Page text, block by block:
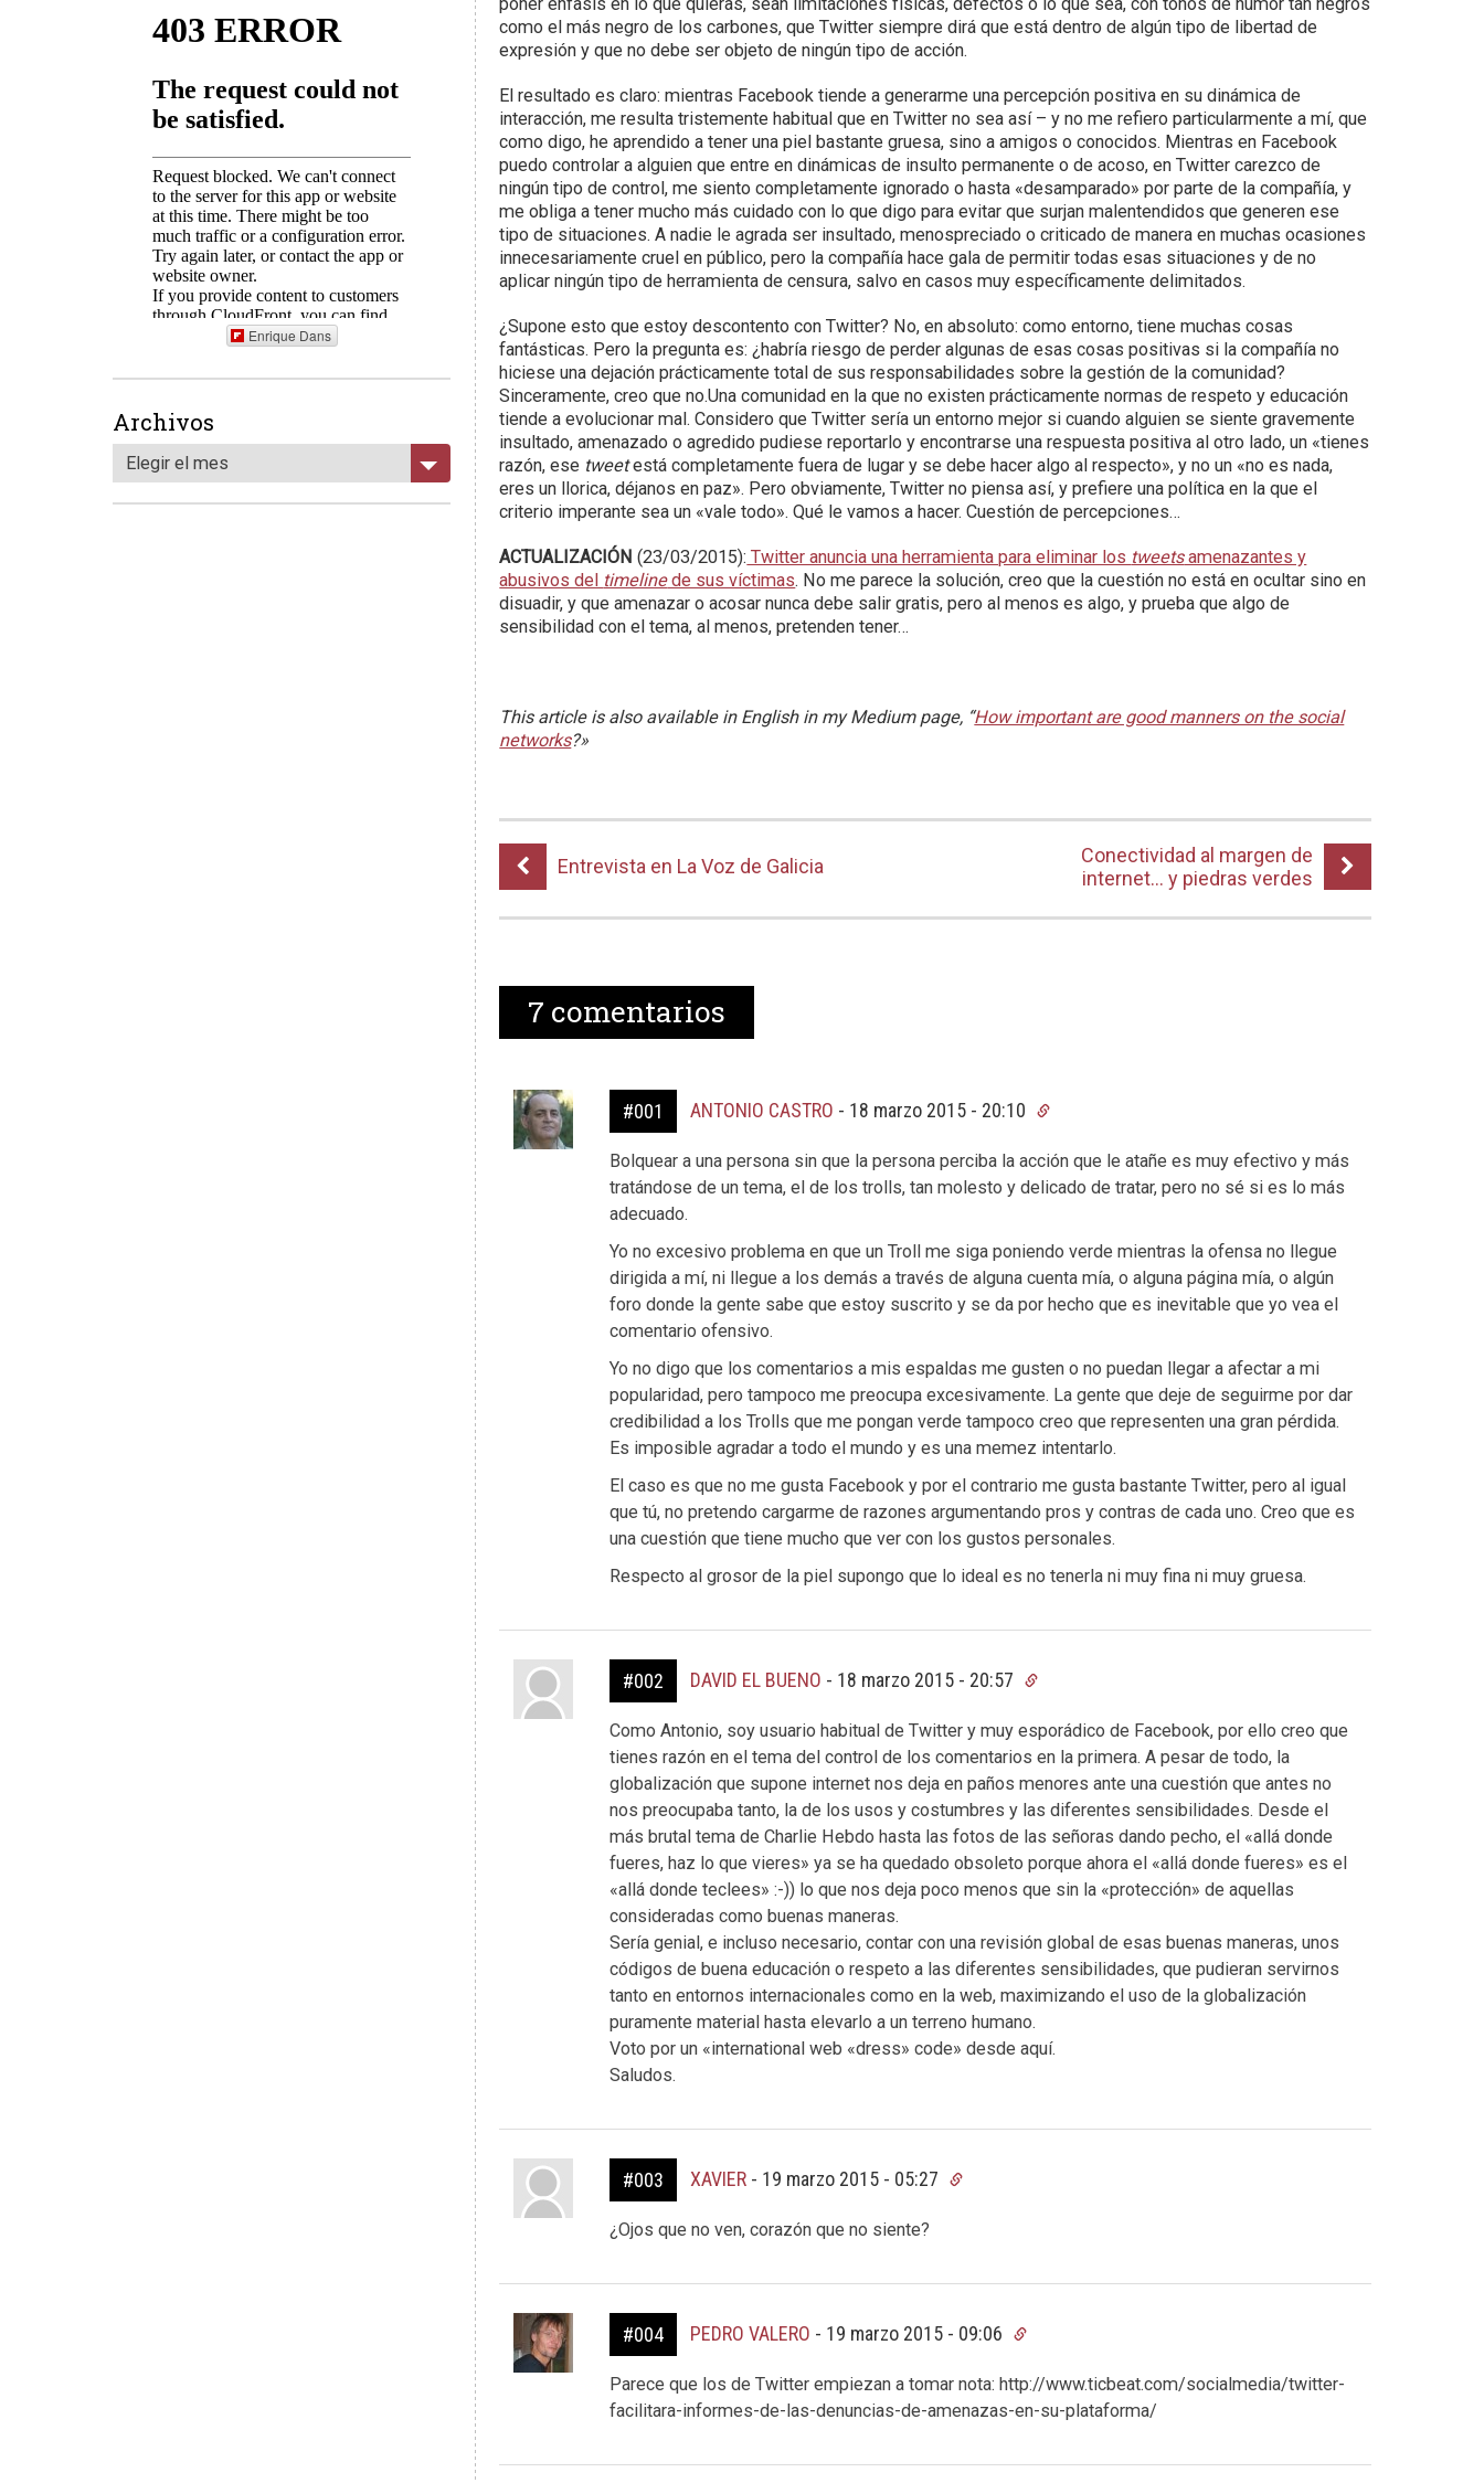
como el más negro de los carbones, que Twitter siempre dirá que está dentro de algún tipo de libertad de
expresión y que no debe ser objeto de ningún tipo de acción.
El resultado es claro: mientras Facebook tiende a generarme una percepción positiva en su dinámica de
interacción, me resulta tristemente habitual que en Twitter no sea así – y no me refiero particularmente a mí, que
como digo, he aprendido a tener una piel bastante gruesa, sino a amigos o conocidos. Mientras en Facebook
puedo controlar a alguien que entre en dinámicas de insulto permanente o de acoso, en Twitter carezco de
ningún tipo de control, me siento completamente ignorado o hasta «desamparado» por parte de la compañía, y
me obliga a tener mucho más cuidado con lo que digo para evitar que surjan malentendidos que generen ese
tipo de situaciones. A nadie le agrada ser insultado, menospreciado o criticado de manera en muchas ocasiones
innecesariamente cruel en público, pero la compañía hace gala de permitir todas esas situaciones y de no
aplicar ningún tipo de herramienta de censura, salvo en casos muy específicamente delimitados.
¿Supone esto que estoy descontento con Twitter? No, en absoluto: como entorno, tiene muchas cosas
fantásticas. Pero la pregunta es: ¿habría riesgo de perder algunas de esas cosas positivas si la compañía no
hiciese una dejación prácticamente total de sus responsabilidades sobre la gestión de la comunidad?
Sinceramente, creo que no.Una comunidad en la que no existen prácticamente normas de respeto y educación
tiende a evolucionar mal. Considero que Twitter sería un entorno mejor si cuando alguien se siente gravemente
insultado, amenazado o agredido pudiese reportarlo y encontrarse una respuesta positiva al otro lado, un «tienes
razón, ese tweetestá completamente fuera de lugar y se debe hacer algo al respecto», y no un «no es nada,
eres un llorica, déjanos en paz». Pero obviamente, Twitter no piensa así, y prefiere una política en la que el
criterio imperante sea un «vale todo». Qué le vamos a hacer. Cuestión de percepciones…
ACTUALIZACIÓN (23/03/2015): Twitter anuncia una herramienta para eliminar los tweetsamenazantes y
abusivos del timelinede sus víctimas. No me parece la solución, creo que la cuestión no está en ocultar sino en
disuadir, y que amenazar o acosar nunca debe salir gratis, pero al menos es algo, y prueba que algo de
sensibilidad con el tema, al menos, pretenden tener…
This article is also available in English in my Medium page, “How important are good manners on the social
networks?»
Entrevista en La Voz de Galicia
Conectividad al margen de
internet… y piedras verdes
7 comentarios
#001 ANTONIO CASTRO - 18 marzo 2015 - 20:10
Bolquear a una persona sin que la persona perciba la acción que le atañe es muy efectivo y más
tratándose de un tema, el de los trolls, tan molesto y delicado de tratar, pero no sé si es lo más
adecuado.
Yo no excesivo problema en que un Troll me siga poniendo verde mientras la ofensa no llegue
dirigida a mí, ni llegue a los demás a través de alguna cuenta mía, o alguna página mía, o algún
foro donde la gente sabe que estoy suscrito y se da por hecho que es inevitable que yo vea el
comentario ofensivo.
Yo no digo que los comentarios a mis espaldas me gusten o no puedan llegar a afectar a mi
popularidad, pero tampoco me preocupa excesivamente. La gente que deje de seguirme por dar
credibilidad a los Trolls que me pongan verde tampoco creo que representen una gran pérdida.
Es imposible agradar a todo el mundo y es una memez intentarlo.
El caso es que no me gusta Facebook y por el contrario me gusta bastante Twitter, pero al igual
que tú, no pretendo cargarme de razones argumentando pros y contras de cada uno. Creo que es
una cuestión que tiene mucho que ver con los gustos personales.
Respecto al grosor de la piel supongo que lo ideal es no tenerla ni muy fina ni muy gruesa.
#002 DAVID EL BUENO - 18 marzo 2015 - 20:57
Como Antonio, soy usuario habitual de Twitter y muy esporádico de Facebook, por ello creo que
tienes razón en el tema del control de los comentarios en la primera. A pesar de todo, la
globalización que supone internet nos deja en paños menores ante una cuestión que antes no
nos preocupaba tanto, la de los usos y costumbres y las diferentes sensibilidades. Desde el
más brutal tema de Charlie Hebdo hasta las fotos de las señoras dando pecho, el «allá donde
fueres, haz lo que vieres» ya se ha quedado obsoleto porque ahora el «allá donde fueres» es el
«allá donde teclees» :-)) lo que nos deja poco menos que sin la «protección» de aquellas
consideradas como buenas maneras.
Sería genial, e incluso necesario, contar con una revisión global de esas buenas maneras, unos
códigos de buena educación o respeto a las diferentes sensibilidades, que pudieran servirnos
tanto en entornos internacionales como en la web, maximizando el uso de la globalización
puramente material hasta elevarlo a un terreno humano.
Voto por un «international web «dress» code» desde aquí.
Saludos.
#003 XAVIER- 19 marzo 2015 - 05:27
¿Ojos que no ven, corazón que no siente?
#004 PEDRO VALERO - 19 marzo 2015 - 09:06
Parece que los de Twitter empiezan a tomar nota: http://www.ticbeat.com/socialmedia/twitter-
facilitara-informes-de-las-denuncias-de-amenazas-en-su-plataforma/
Enrique Dans
Archivos
Elegir el mes